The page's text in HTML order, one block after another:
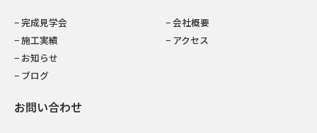
− 完成見学会
− 施工実績
− お知らせ
− ブログ
− 会社概要
− アクセス
お問い合わせ